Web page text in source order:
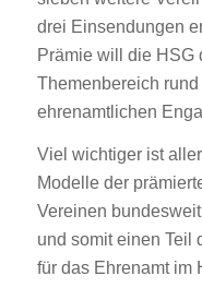
drei Einsendungen
Prämie will die HSG
Themenbereich
ehrenamtlichen
Viel wichtiger ist
Modelle der
Vereinen
und somit einen Teil
für das Ehrenamt im